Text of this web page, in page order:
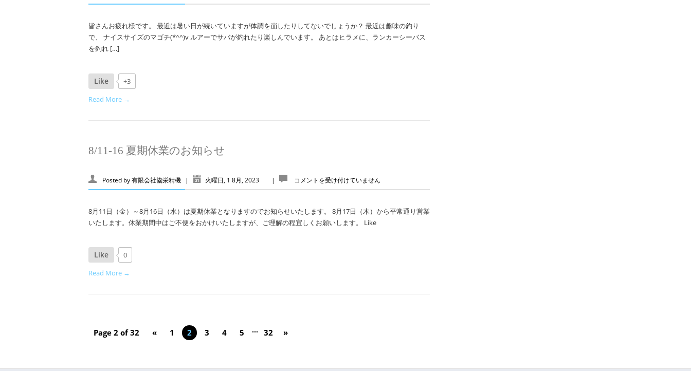
皆さんお疲れ様です。 最近は暑い日が続いていますが体調を崩したりしてないでしょうか？ 最近は趣味の釣り
で、 ナイスサイズのマゴチ(*^^)v ルアーでサバが釣れたり楽しんでいます。 あとはヒラメに、ランカーシーバス
を釣れ […]
Like
+3
Read More →
8/11-16 夏期休業のお知らせ
Posted by有限会社協栄精機 | 火曜日, 1 8月, 2023 | コメントを受け付けていません
8月11日（金）～8月16日（水）は夏期休業となりますのでお知らせいたします。 8月17日（木）から平常通り営業
いたします。休業期間中はご不便をおかけいたしますが、ご理解の程宜しくお願いします。 Like
Like
0
Read More →
Page 2 of 32 « 1 2 3 4 5 ... 32 »